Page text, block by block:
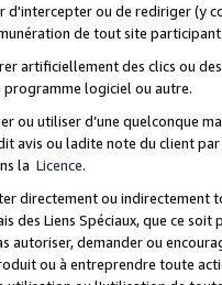
d'intercepter ou de rediriger
de tout site
artificiellement des clics ou
logiciel ou autre.
ou utiliser d’une quelconque
avis ou ladite note du client
la Licence.
directement ou
des Liens Spéciaux, que ce
autoriser, demander ou
ou à entreprendre toute